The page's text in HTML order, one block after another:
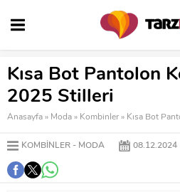
Kısa Bot Pantolon
2025 Stilleri
Anasayfa » Moda » Kombinler » Kısa Bot
KOMBINLER MODA 08.12.2024